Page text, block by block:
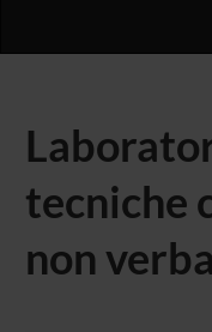
tecniche
non